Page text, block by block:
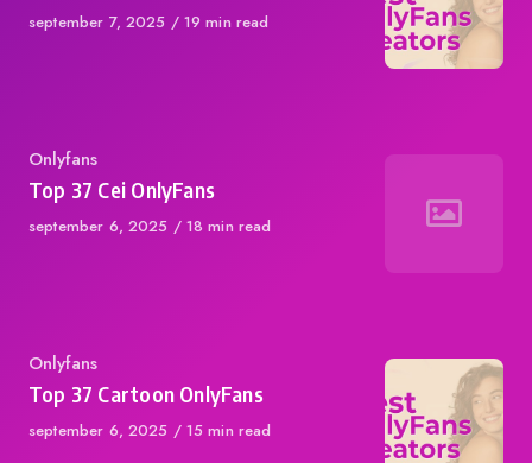
Published
september 7, 2025 19 min read
Category
Onlyfans
Top 37 Cei OnlyFans
Published
september 6, 2025 18 min read
Category
Onlyfans
Top 37 Cartoon OnlyFans
Published
september 6, 2025 15 min read